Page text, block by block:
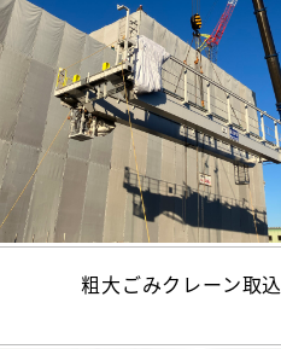
粗大ごみクレーン取込